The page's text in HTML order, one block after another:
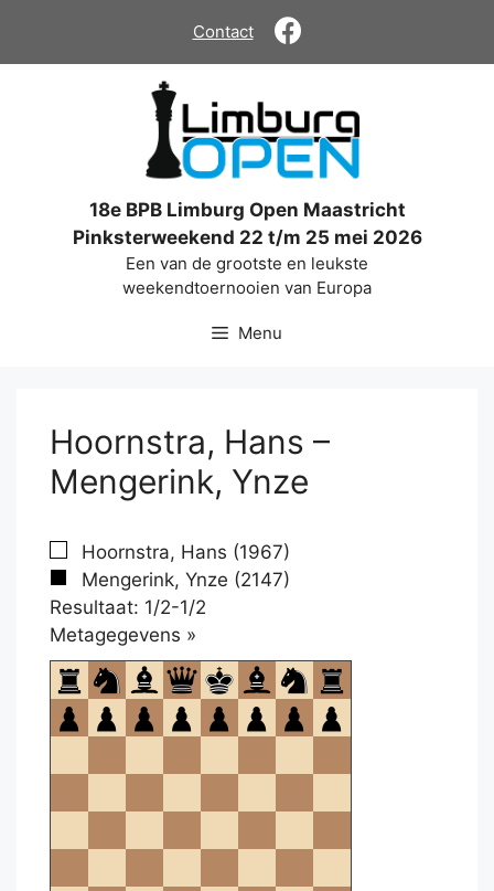
de
Contact
18e BPB Limburg Open Maastricht
Pinksterweekend 22 t/m 25 mei 2026
Een van de grootste en leukste
weekendtoernooien van Europa
Menu
Hoornstra, Hans –
Mengerink, Ynze
Hoornstra, Hans (1967)
Mengerink, Ynze (2147)
Resultaat: 1/2-1/2
Metagegevens »
om
te
openen.